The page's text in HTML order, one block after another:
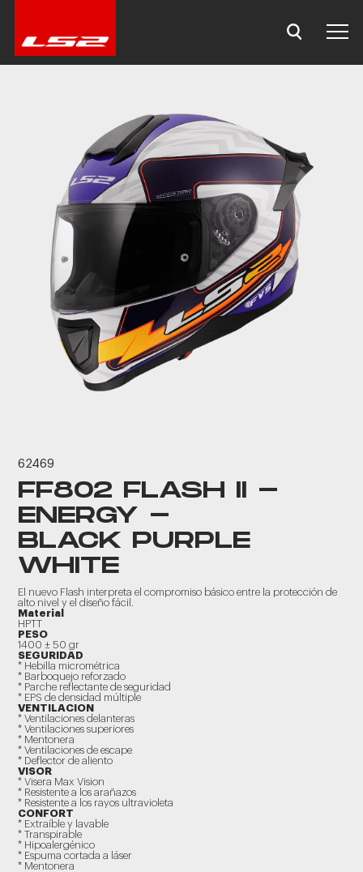
62469
FF802 FLASH II -
ENERGY -
BLACK PURPLE
WHITE
El nuevo Flash interpreta el compromiso básico entre la protección de
alto nivel y el diseño fácil.
Material
HPTT
PESO
1400 ± 50 gr
SEGURIDAD
* Hebilla micrométrica
* Barboquejo reforzado
* Parche reflectante de seguridad
* EPS de densidad múltiple
VENTILACION
* Ventilaciones delanteras
* Ventilaciones superiores
* Mentonera
* Ventilaciones de escape
* Deflector de aliento
VISOR
* Visera Max Vision
* Resistente a los arañazos
* Resistente a los rayos ultravioleta
CONFORT
* Extraíble y lavable
* Transpirable
* Hipoalergénico
* Espuma cortada a láser
* Mentonera